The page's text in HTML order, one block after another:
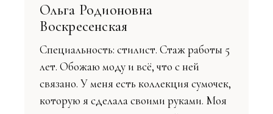
Ольга Родионовна
Воскресенская
Специальность: стилист. Стаж работы 5
лет. Обожаю моду и всё, что с ней
связано. У меня есть коллекция сумочек,
которую я сделала своими руками. Моя